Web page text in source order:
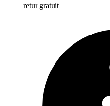
retur gratuit